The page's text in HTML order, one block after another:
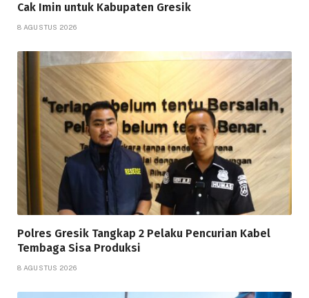
Cak Imin untuk Kabupaten Gresik
8 AGUSTUS 2026
Polres Gresik Tangkap 2 Pelaku Pencurian Kabel
Tembaga Sisa Produksi
8 AGUSTUS 2026